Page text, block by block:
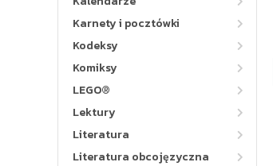
Karnety i pocztówki
Kodeksy
Komiksy
LEGO®
Lektury
Literatura
Literatura obcojęzyczna